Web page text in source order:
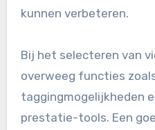
kunnen verbeteren.
Bij het selecteren van
overweeg functies
taggingmogelijkheden
prestatie-tools. Een